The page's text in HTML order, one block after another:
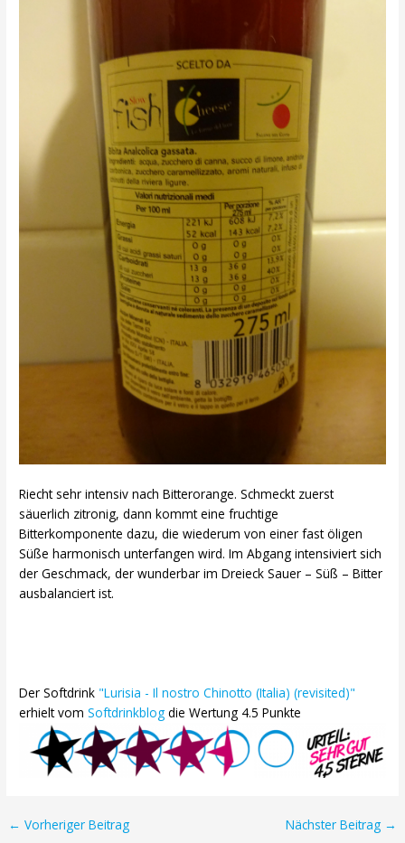
Riecht sehr intensiv nach Bitterorange. Schmeckt zuerst
säuerlich zitronig, dann kommt eine fruchtige
Bitterkomponente dazu, die wiederum von einer fast öligen
Süße harmonisch unterfangen wird. Im Abgang intensiviert sich
der Geschmack, der wunderbar im Dreieck Sauer – Süß – Bitter
ausbalanciert ist.
Der Softdrink "Lurisia - Il nostro Chinotto (Italia) (revisited)"
erhielt vomSoftdrinkblog die Wertung 4.5 Punkte
Post
← Vorheriger Beitrag Nächster Beitrag →